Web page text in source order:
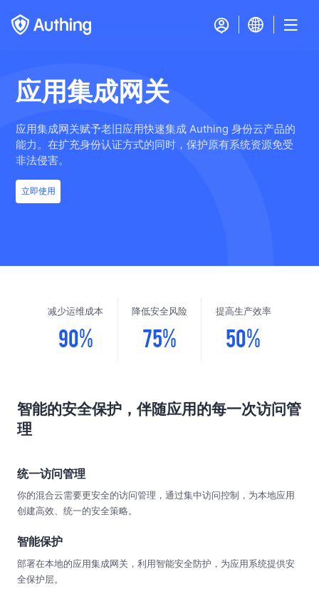
应用集成网关
应用集成网关赋予老旧应用快速集成 Authing 身份云产品的
能力。在扩充身份认证方式的同时，保护原有系统资源免受
非法侵害。
立即使用
减少运维成本
90%
降低安全风险
75%
提高生产效率
50%
智能的安全保护，伴随应用的每一次访问管
理
统一访问管理
你的混合云需要更安全的访问管理，通过集中访问控制，为本地应用
创建高效、统一的安全策略。
智能保护
部署在本地的应用集成网关，利用智能安全防护，为应用系统提供安
全保护层。